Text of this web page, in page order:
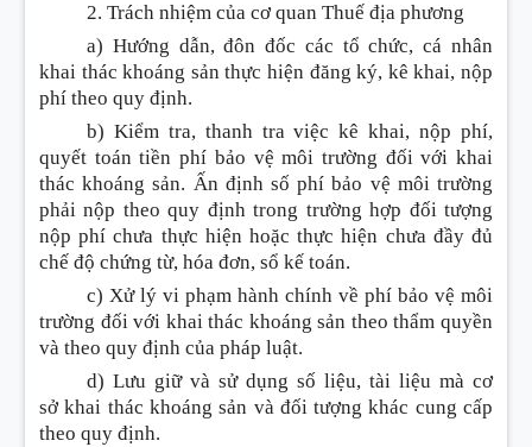
2. Trách nhiệm của cơ quan Thuế địa phương
a) Hướng dẫn, đôn đốc các tổ chức, cá nhân
khai thác khoáng sản thực hiện đăng ký, kê khai, nộp
phí theo quy định.
b) Kiểm tra, thanh tra việc kê khai, nộp phí,
quyết toán tiền phí bảo vệ môi trường đốivới khai
thác khoáng sản. Ấn định số phí bảo vệ môi trường
phải nộp theo quy định trong trường hợp đối tượng
nộp phí chưa thực hiện hoặc thực hiện chưa đầy đủ
chế độ chứng từ, hóa đơn, sổ kế toán.
c) Xử lý vi phạm hành chính về phí bảo vệ môi
trường đối với khai thác khoáng sản theo thẩm quyền
và theo quy định của pháp luật.
d) Lưu giữ và sử dụng số liệu, tài liệu mà cơ
sởkhai thác khoáng sản và đối tượng khác cung cấp
theo quy định.